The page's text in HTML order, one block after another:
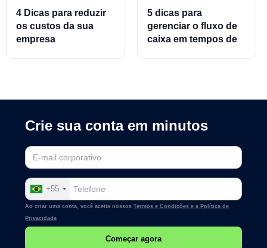
4 Dicas para reduzir
os custos da sua
empresa
5 dicas para
gerenciar o fluxo de
caixa em tempos de
Crie sua conta em minutos
+55
Ao criar uma conta, você aceita nossosTermos e Condições e a Política de
Privacidade